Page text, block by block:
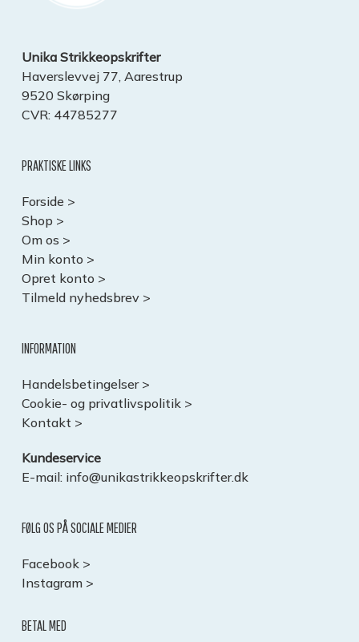
Unika Strikkeopskrifter
Haverslevvej 77, Aarestrup
9520 Skørping
CVR: 44785277
PRAKTISKE LINKS
Forside >
Shop >
Om os >
Min konto >
Opret konto >
Tilmeld nyhedsbrev >
INFORMATION
Handelsbetingelser >
Cookie- og privatlivspolitik >
Kontakt >
Kundeservice
E-mail: info@unikastrikkeopskrifter.dk
FØLG OS PÅ SOCIALE MEDIER
Facebook >
Instagram >
BETAL MED